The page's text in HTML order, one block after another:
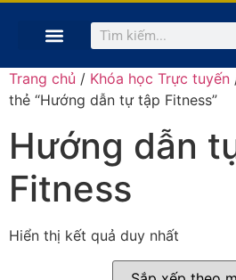
Trang chủ / Khóa học Trực tuyến
thẻ “Hướng dẫn tự tập Fitness”
Hướng dẫn
Fitness
Hiển thị kết quả duy nhất